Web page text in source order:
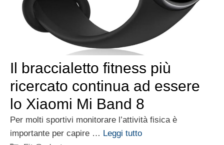
Il braccialetto fitness più
ricercato continua ad essere
lo Xiaomi Mi Band 8
Per molti sportivi monitorare l’attività fisica è
importante per capire … Leggi tutto